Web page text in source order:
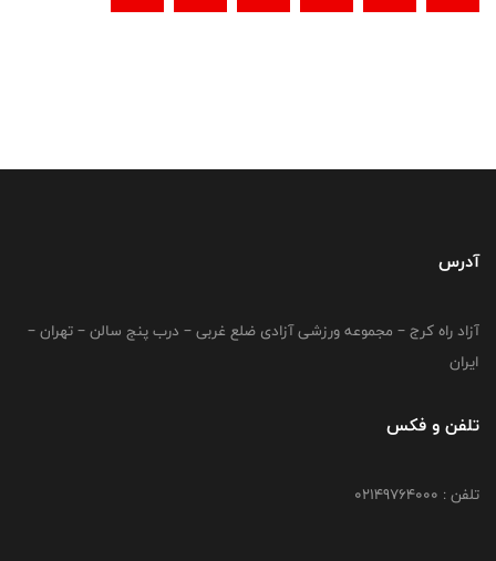
آدرس
آزاد راه کرج – مجموعه ورزشی آزادی ضلع غربی – درب پنج سالن – تهران –
ایران
تلفن و فکس
تلفن : 02149764000